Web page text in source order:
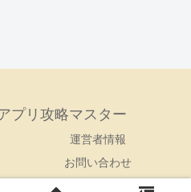
プリ攻略マスター
運営者情報
お問い合わせ